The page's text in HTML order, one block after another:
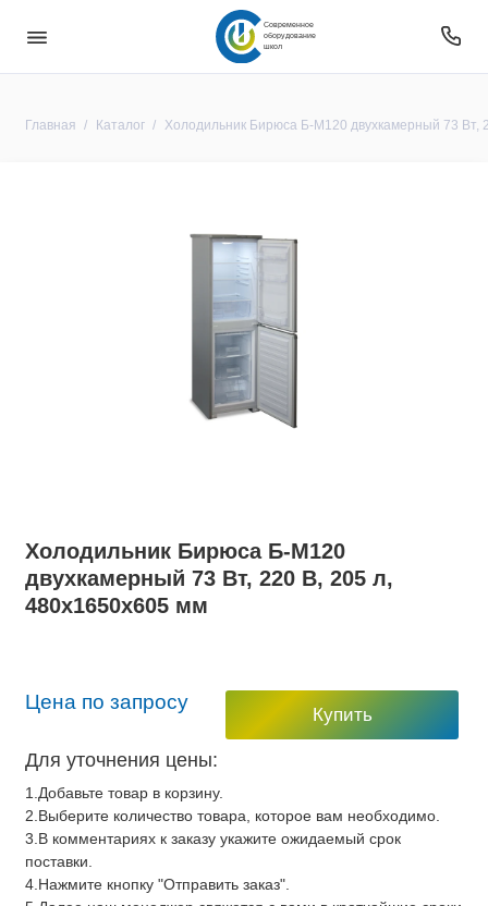
Современное
оборудование
школ
Главная Каталог Холодильник Бирюса Б-M120 двухкамерный 73 Вт,
Холодильник Бирюса Б-M120
двухкамерный 73 Вт, 220 В, 205 л,
480x1650x605 мм
Цена по запросу
Купить
Для уточнения цены:
1.Добавьте товар в корзину.
2.Выберите количество товара, которое вам необходимо.
3.В комментариях к заказу укажите ожидаемый срок
поставки.
4.Нажмите кнопку "Отправить заказ".